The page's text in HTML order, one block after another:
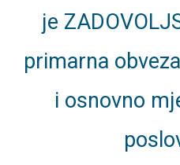
je
primarna
i osnovno